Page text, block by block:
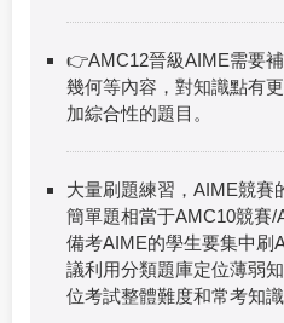
👉AMC12晉級AIME需要
幾何等內容，對知識點有
加綜合性的題目。
大量刷題練習，AIME競賽
簡單題相當于AMC10競賽/
備考AIME的學生要集中刷
議利用分類題庫定位薄弱
位考試整體難度和常考知